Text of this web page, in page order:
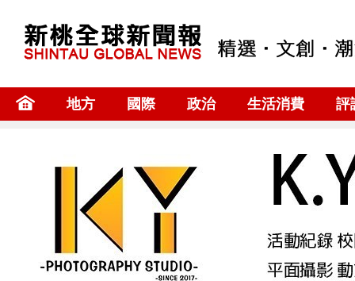
地方 國際 政治 生活消費 評